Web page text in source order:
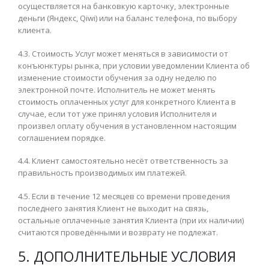
осуществляется на банковкую карточку, электронные
деньги (Яндекс, Qiwi) или на баланс телефона, по выбору
клиента.
4.3. Стоимость Услуг может меняться в зависимости от
конъюнктуры рынка, при условии уведомлении Клиента об
изменение стоимости обучения за одну неделю по
электронной почте. Исполнитель не может менять
стоимость оплаченных услуг для конкретного Клиента в
случае, если тот уже принял условия Исполнителя и
произвел оплату обучения в установленном настоящим
соглашением порядке.
4.4. Клиент самостоятельно несёт ответственность за
правильность производимых им платежей.
4.5. Если в течение 12 месяцев со времени проведения
последнего занятия Клиент не выходит на связь,
остальные оплаченные занятия Клиента (при их наличии)
считаются проведёнными и возврату не подлежат.
5. ДОПОЛНИТЕЛЬНЫЕ УСЛОВИЯ